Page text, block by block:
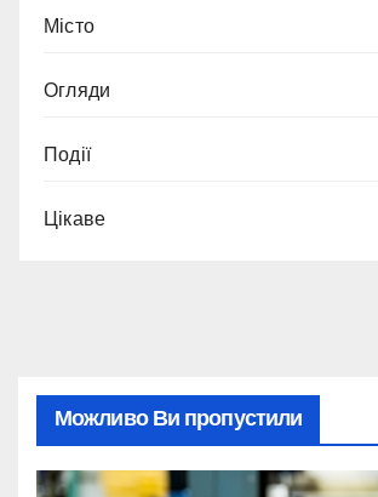
Місто
Огляди
Події
Цікаве
Можливо Ви пропустили